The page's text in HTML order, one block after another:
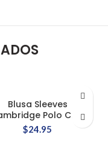
Blusa Sleeves
Polo Club
$24.95